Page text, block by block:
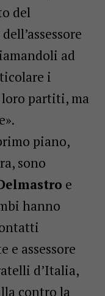
del
dell’assessore
ad
i
partiti, ma
piano,
sono
e
hanno
e assessore
d’Italia,
contro la